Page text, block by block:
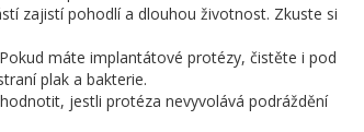
zajistí pohodlí a dlouhou životnost. Zkuste si
máte implantátové protézy, čistěte i pod
plak a bakterie.
jestli protéza nevyvolává podráždění